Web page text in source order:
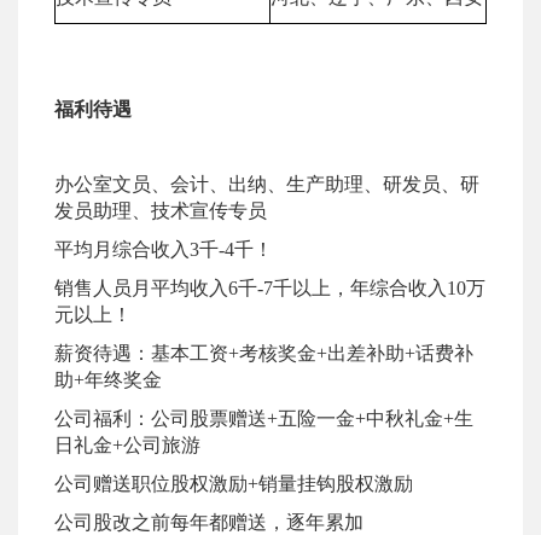
福利待遇
办公室文员、会计、出纳、生产助理、研发员、研
发员助理、技术宣传专员
平均月综合收入3千-4千！
销售人员月平均收入6千-7千以上，年综合收入10万
元以上！
薪资待遇：基本工资+考核奖金+出差补助+话费补
助+年终奖金
公司福利：公司股票赠送+五险一金+中秋礼金+生
日礼金+公司旅游
公司赠送职位股权激励+销量挂钩股权激励
公司股改之前每年都赠送，逐年累加